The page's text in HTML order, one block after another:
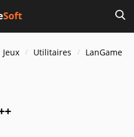
Jeux Utilitaires
LanGame